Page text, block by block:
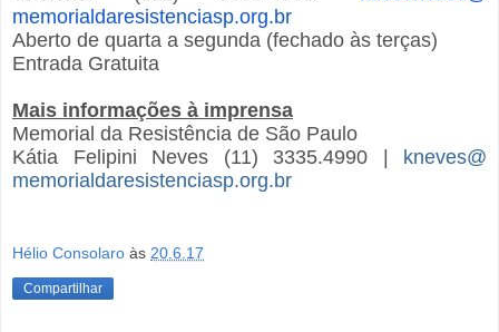
memorialdaresistenciasp.org.br
Aberto de quarta a segunda (fechado às terças)
Entrada Gratuita
Mais informações à imprensa
Memorial da Resistência de São Paulo
Kátia Felipini Neves (11) 3335.4990 | kneves@
memorialdaresistenciasp.org.br
Hélio Consolaro às 20.6.17
Compartilhar